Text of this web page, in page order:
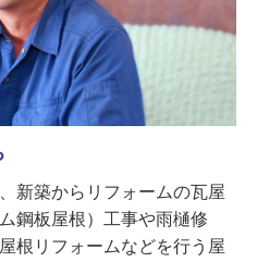
新築からリフォームの瓦屋
鋼板屋根）工事や雨樋修
根リフォームなどを行う屋